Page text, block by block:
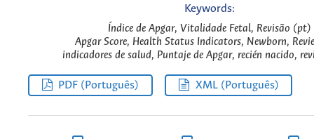
Keywords:
Índice de Apgar, Vitalidade Fetal, Revisão (pt)
Apgar Score, Health Status Indicators, Newborn,
indicadores de salud, Puntaje de Apgar, recién nacido,
PDF (Português) XML (Português)